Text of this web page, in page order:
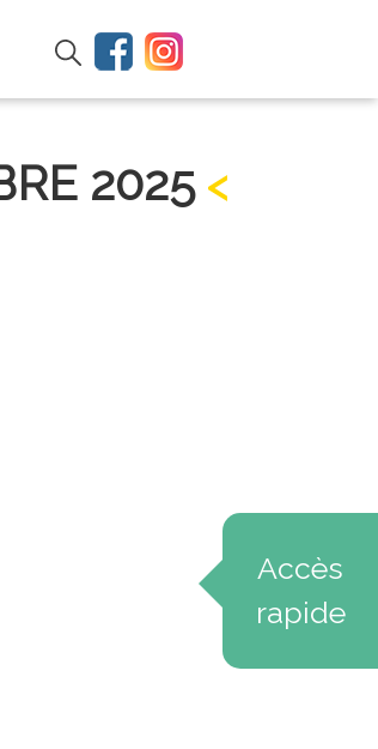
2025
Accès
rapide